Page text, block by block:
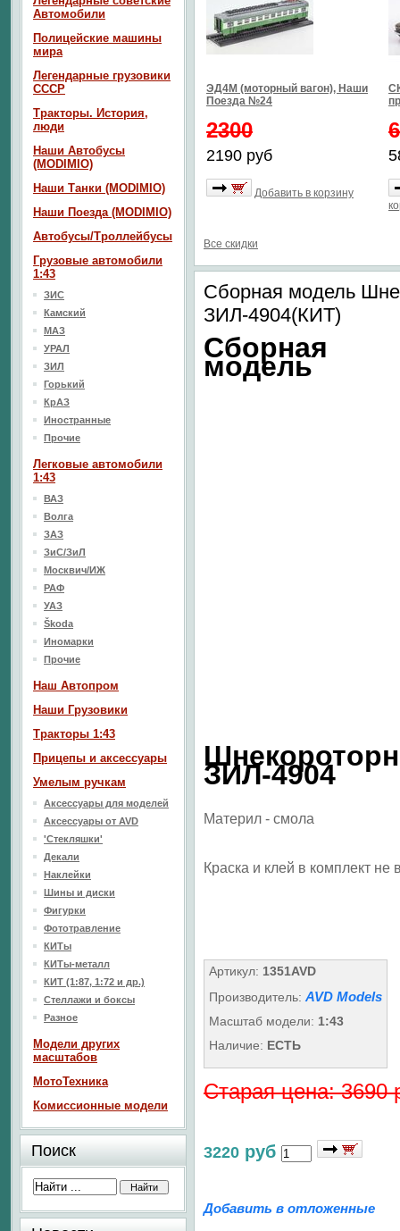
ЭД4М (моторный вагон), Наши
Поезда №24
2300
2190 руб
Добавить в корзину
Все скидки
Сборная модель
ЗИЛ-4904(КИТ)
Сборная
модель
ЗИЛ-4904
Материл - смола
Краска и клей в комплект не
Артикул: 1351AVD
Производитель: AVD Models
Масштаб модели: 1:43
Наличие: ЕСТЬ
Старая цена: 3690
3220 руб
Добавить в отложенные
Автомобили
Полицейские машины
мира
Легендарные грузовики
СССР
Тракторы. История,
люди
Наши Автобусы
(MODIMIO)
Наши Танки (MODIMIO)
Наши Поезда (MODIMIO)
Автобусы/Троллейбусы
Грузовые автомобили
1:43
ЗИС
Камский
МАЗ
УРАЛ
ЗИЛ
Горький
КрАЗ
Иностранные
Прочие
Легковые автомобили
1:43
ВАЗ
Волга
ЗАЗ
ЗиС/ЗиЛ
Москвич/ИЖ
РАФ
УАЗ
Škoda
Иномарки
Прочие
Наш Aвтопром
Наши Грузовики
Тракторы 1:43
Прицепы и аксессуары
Умелым ручкам
Аксессуары для моделей
Аксессуары от AVD
'Стекляшки'
Декали
Наклейки
Шины и диски
Фигурки
Фототравление
КИТы
КИТы-металл
КИТ (1:87, 1:72 и др.)
Стеллажи и боксы
Разное
Модели других
масштабов
МотоТехника
Комиссионные модели
Поиск